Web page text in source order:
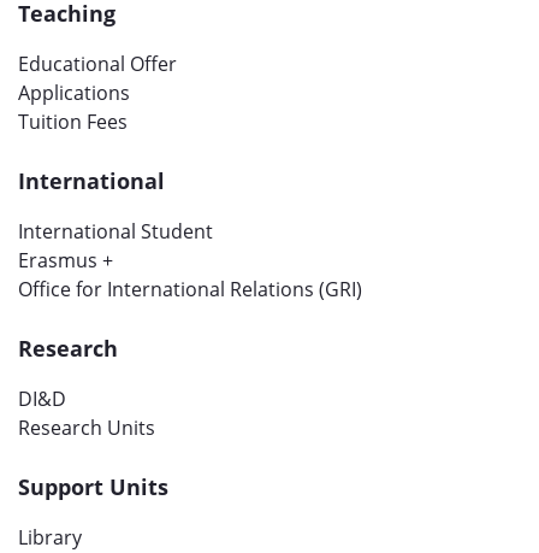
Teaching
Educational Offer
Applications
Tuition Fees
International
International Student
Erasmus +
Office for International Relations (GRI)
Research
DI&D
Research Units
Support Units
Library